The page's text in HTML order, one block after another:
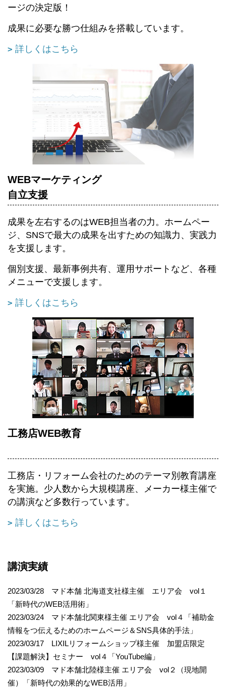
ージの決定版！
成果に必要な勝つ仕組みを搭載しています。
詳しくはこちら
WEBマーケティング
自立支援
成果を左右するのはWEB担当者の力。ホームペー
ジ、SNSで最大の成果を出すための知識力、実践力
を支援します。
個別支援、最新事例共有、運用サポートなど、各種
メニューで支援します。
詳しくはこちら
工務店WEB教育
工務店・リフォーム会社のためのテーマ別教育講座
を実施。少人数から大規模講座、メーカー様主催で
の講演など多数行っています。
詳しくはこちら
講演実績
2023/03/28 マド本舗 北海道支社様主催 エリア会 vol１
「新時代のWEB活用術」
2023/03/24 マド本舗北関東様主催 エリア会 vol４「補助金
情報をつ伝えるためのホームページ＆SNS具体的手法」
2023/03/17 LIXILリフォームショップ様主催 加盟店限定
【課題解決】セミナー vol４「YouTube編」
2023/03/09 マド本舗北陸様主催 エリア会 vol２（現地開
催）「新時代の効果的なWEB活用」